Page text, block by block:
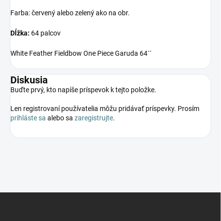
Farba: červený alebo zelený ako na obr.
Dĺžka: 64 palcov
White Feather Fieldbow One Piece Garuda 64´´
Diskusia
Buďte prvý, kto napíše príspevok k tejto položke.
Len registrovaní používatelia môžu pridávať príspevky. Prosím
prihláste sa alebo sa zaregistrujte.